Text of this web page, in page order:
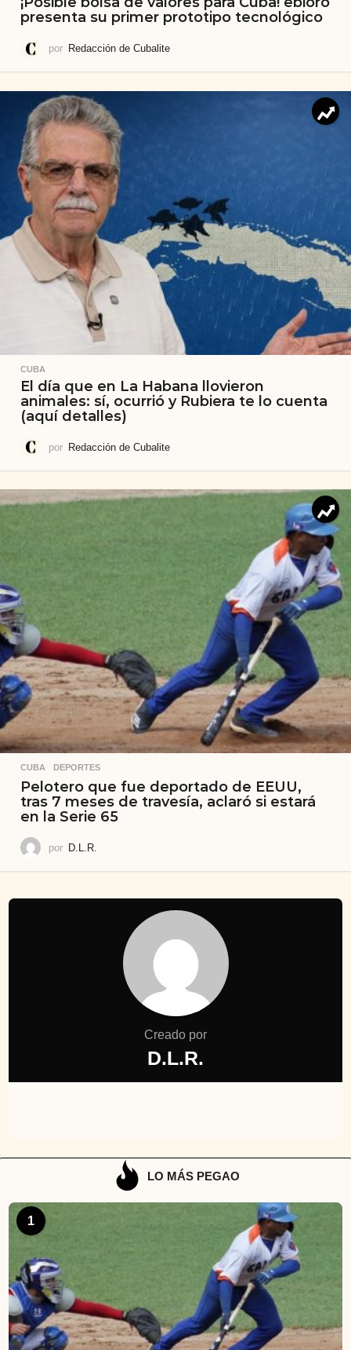
presenta su primer prototipo tecnológico
por Redacción de Cubalite
CUBA
El día que en La Habana llovieron
animales: sí, ocurrió y Rubiera te lo cuenta
(aquí detalles)
por Redacción de Cubalite
CUBA ,DEPORTES
Pelotero que fue deportado de EEUU,
tras 7 meses de travesía, aclaró si estará
en la Serie 65
por D.L.R.
Creado por
D.L.R.
LO MÁS PEGAO
1